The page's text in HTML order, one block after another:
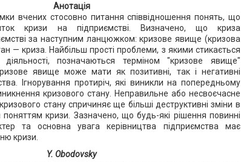
Анотація
вчених стосовно питання співвідношення понять, що
кризи на підприємстві. Визначено, що криза
за наступним ланцюжком: кризове явище (кризова
— криза. Найбільш прості проблеми, з якими стикається
позначаються терміном "кризове явище"
явище може мати як позитивні, так і негативні
Ігнорування протиріч, які виникли на попередньому
кризового стану. Неправильне або несвоєчасне
стану спричиняє ще більші деструктивні зміни в
кризи. Зазначено, що будь-які рішення повинні
та основна увага керівництва підприємства має
кризи.
Y. Obodovsky